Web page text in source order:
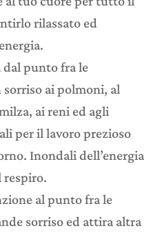
rilassato ed
punto fra le
sorriso ai polmoni, al
ai reni ed agli
per il lavoro prezioso
Inondali dell’energia
respiro.
al punto fra le
sorriso ed attira altra